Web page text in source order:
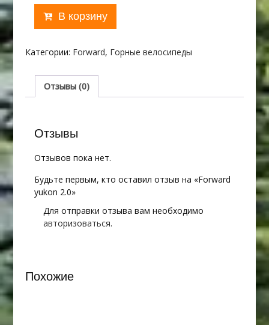
товара
yukon
В корзину
Категории: Forward, Горные велосипеды
Отзывы (0)
Отзывы
Отзывов пока нет.
Будьте первым, кто оставил отзыв на «Forward
yukon 2.0»
Для отправки отзыва вам необходимо
авторизоваться.
Похожие